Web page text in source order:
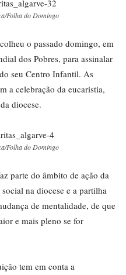
Folha do Domingo
o passado domingo, em
dos Pobres, para assinalar
seu Centro Infantil. As
a celebração da eucaristia,
diocese.
Folha do Domingo
parte do âmbito de ação da
na diocese e a partilha
de mentalidade, de que
e mais pleno se for
tem em conta a